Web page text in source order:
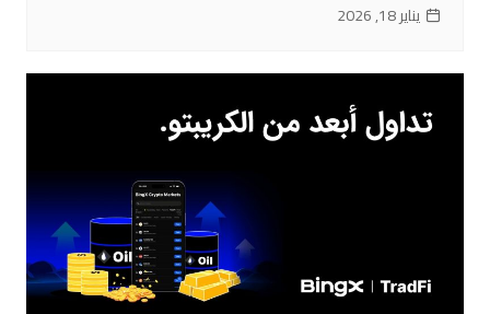
يناير 18, 2026